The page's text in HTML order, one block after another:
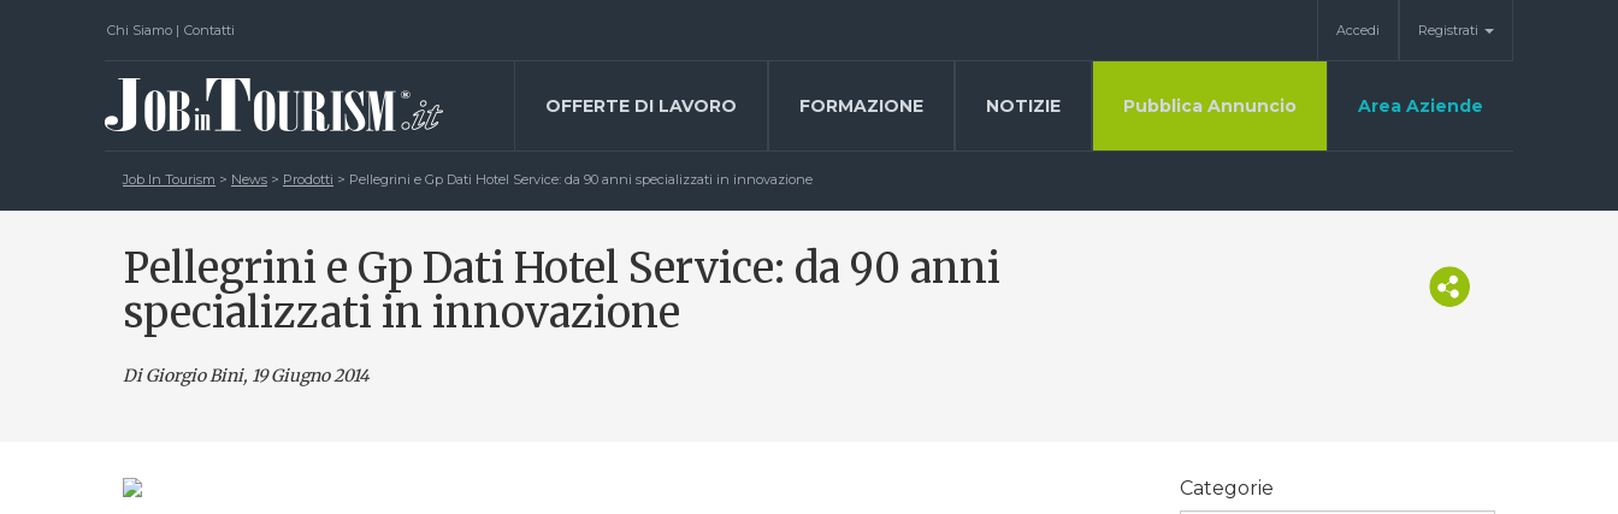
Chi Siamo | Contatti Accedi Registrati
OFFERTE DI LAVORO FORMAZIONE NOTIZIE Pubblica Annuncio Area Aziende
Job In Tourism > News > Prodotti > Pellegrini e Gp Dati Hotel Service: da 90 anni specializzati in innovazione
Pellegrini e Gp Dati Hotel Service: da 90 anni
specializzati in innovazione
Di Giorgio Bini, 19 Giugno 2014
Categorie